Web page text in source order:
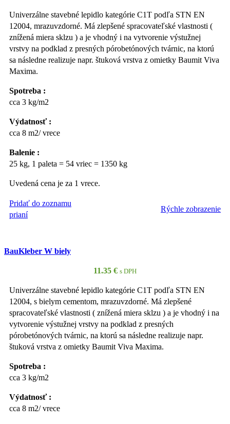
Univerzálne stavebné lepidlo kategórie C1T podľa STN EN
12004, mrazuvzdorné. Má zlepšené spracovateľské vlastnosti (
znížená miera sklzu ) a je vhodný i na vytvorenie výstužnej
vrstvy na podklad z presných pórobetónových tvárnic, na ktorú
sa následne realizuje napr. štuková vrstva z omietky Baumit Viva
Maxima.
Spotreba :
cca 3 kg/m2
Výdatnosť :
cca 8 m2/ vrece
Balenie :
25 kg, 1 paleta = 54 vriec = 1350 kg
Uvedená cena je za 1 vrece.
Pridať do zoznamu
prianí
Rýchle zobrazenie
BauKleber W biely
11.35 € s DPH
Univerzálne stavebné lepidlo kategórie C1T podľa STN EN
12004, s bielym cementom, mrazuvzdorné. Má zlepšené
spracovateľské vlastnosti ( znížená miera sklzu ) a je vhodný i na
vytvorenie výstužnej vrstvy na podklad z presných
pórobetónových tvárnic, na ktorú sa následne realizuje napr.
štuková vrstva z omietky Baumit Viva Maxima.
Spotreba :
cca 3 kg/m2
Výdatnosť :
cca 8 m2/ vrece